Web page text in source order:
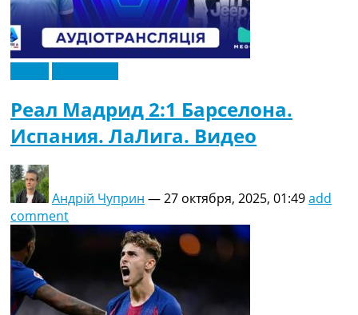
Реал Мадрид 2:1 Барселона.
Испания. ЛаЛига. Видео
Андрій Чуприн —27 октября, 2025, 01:49add
comment